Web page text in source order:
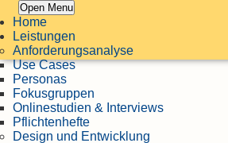
Open Menu
Home
Leistungen
Anforderungsanalyse
Use Cases
Personas
Fokusgruppen
Onlinestudien & Interviews
Pflichtenhefte
Design und Entwicklung